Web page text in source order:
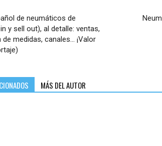
de neumáticos de
y sell out), al detalle: ventas,
medidas, canales… ¡Valor
MÁS DEL AUTOR